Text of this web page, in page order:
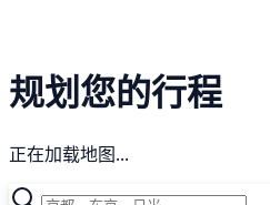
规划您的行程
正在加载地图...